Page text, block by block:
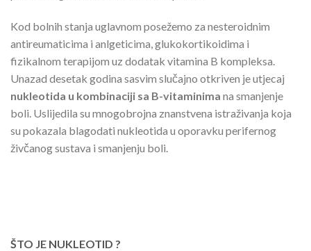
Kod bolnih stanja uglavnom posežemo za nesteroidnim
antireumaticima i anlgeticima, glukokortikoidima i
fizikalnom terapijom uz dodatak vitamina B kompleksa.
Unazad desetak godina sasvim slučajno otkriven je utjecaj
nukleotida u kombinaciji sa B-vitaminima na smanjenje
boli. Uslijedila su mnogobrojna znanstvena istraživanja koja
su pokazala blagodati nukleotida u oporavku perifernog
živčanog sustava i smanjenju boli.
ŠTO JE NUKLEOTID ?